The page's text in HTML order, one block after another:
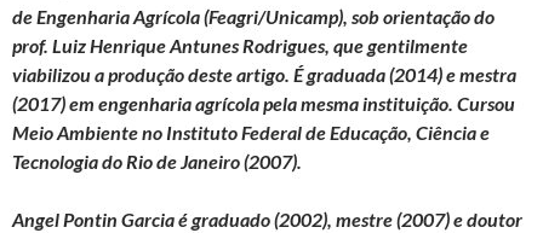
de Engenharia Agrícola (Feagri/Unicamp), sob orientação do
prof. Luiz Henrique Antunes Rodrigues, que gentilmente
viabilizou a produção deste artigo. É graduada (2014) e mestra
(2017) em engenharia agrícola pela mesma instituição. Cursou
Meio Ambiente no Instituto Federal de Educação, Ciência e
Tecnologia do Rio de Janeiro (2007).
Angel Pontin Garcia é graduado (2002), mestre (2007) e doutor